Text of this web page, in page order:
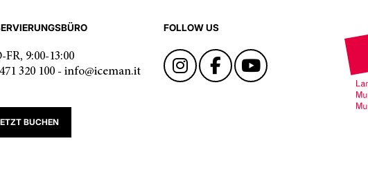
FR, 9:00-13:00
320 100 - info@iceman.it
BUCHEN
FOLLOW US